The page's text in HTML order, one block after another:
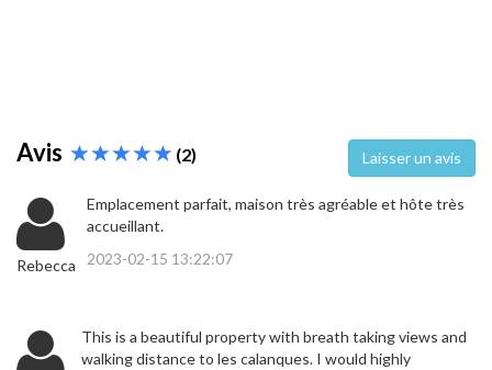
Avis (2) Laisser un avis
Rebecca
Emplacement parfait, maison très agréable et hôte très
accueillant.
2023-02-15 13:22:07
This is a beautiful property with breath taking views and
walking distance to les calanques. I would highly